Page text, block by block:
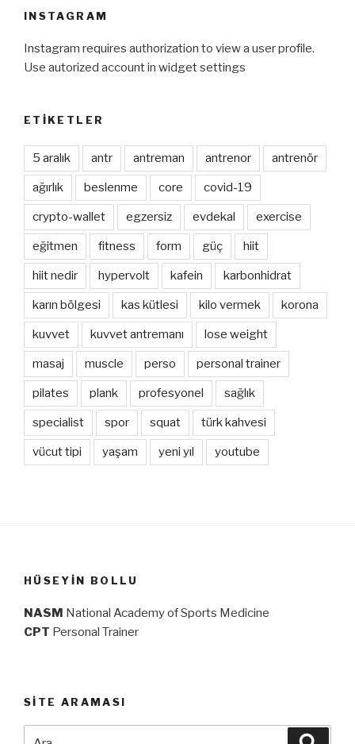
INSTAGRAM
Instagram requires authorization to view a user profile.
Use autorized account in widget settings
ETIKETLER
5 aralık antr antreman antrenor antrenör
ağırlık beslenme core covid-19
crypto-wallet egzersiz evdekal exercise
eğitmen fitness form güç hiit
hiit nedir hypervolt kafein karbonhidrat
karın bölgesi kas kütlesi kilo vermek korona
kuvvet kuvvet antremanı lose weight
masaj muscle perso personal trainer
pilates plank profesyonel sağlık
specialist spor squat türk kahvesi
vücut tipi yaşam yeni yıl youtube
HÜSEYIN BOLLU
NASM National Academy of Sports Medicine
CPT Personal Trainer
SITE ARAMASI